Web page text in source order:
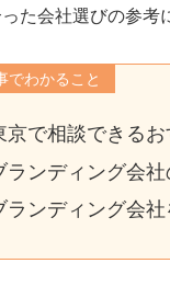
た会社選びの参考
でわかること
京で相談できる
ランディング会
ランディング会